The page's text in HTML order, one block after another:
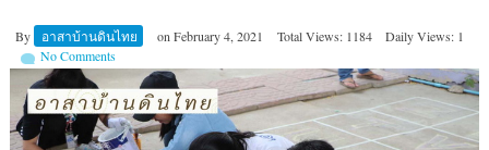
By อาสาบ้านดินไทย on February 4, 2021 Total Views: 1184
Daily Views: 1
No Comments